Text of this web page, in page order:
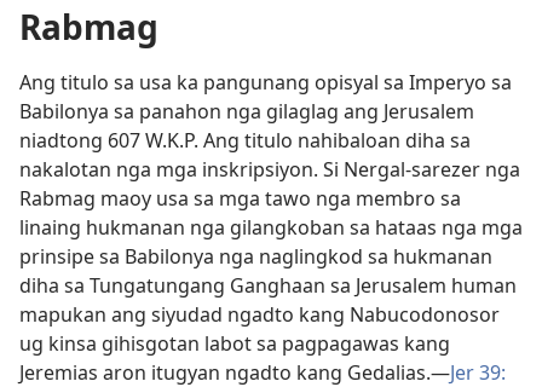
Rabmag
Ang titulo sa usa ka pangunang opisyal sa Imperyo sa
Babilonya sa panahon nga gilaglag ang Jerusalem
niadtong 607 W.K.P. Ang titulo nahibaloan diha sa
nakalotan nga mga inskripsiyon. Si Nergal-sarezer nga
Rabmag maoy usa sa mga tawo nga membro sa
linaing hukmanan nga gilangkoban sa hataas nga mga
prinsipe sa Babilonya nga naglingkod sa hukmanan
diha sa Tungatungang Ganghaan sa Jerusalem human
mapukan ang siyudad ngadto kang Nabucodonosor
ug kinsa gihisgotan labot sa pagpagawas kang
Jeremias aron itugyan ngadto kang Gedalias.​—Jer 39:​